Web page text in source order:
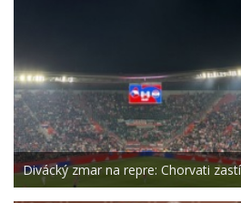
Divácký zmar na repre: Chorvati